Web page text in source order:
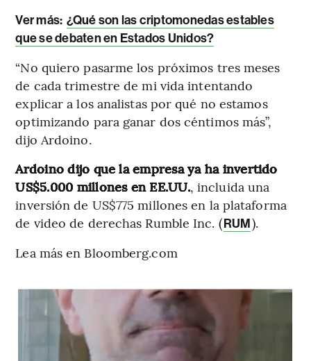
Ver más: ¿Qué son las criptomonedas estables
que se debaten en Estados Unidos?
“No quiero pasarme los próximos tres meses
de cada trimestre de mi vida intentando
explicar a los analistas por qué no estamos
optimizando para ganar dos céntimos más”,
dijo Ardoino.
Ardoino dijo que la empresa ya ha invertido
US$5.000 millones en EE.UU., incluida una
inversión de US$775 millones en la plataforma
de video de derechas Rumble Inc. (RUM).
Lea más en Bloomberg.com